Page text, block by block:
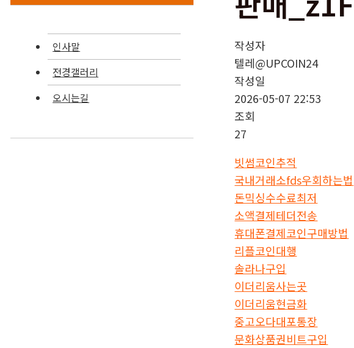
인사말
전경갤러리
오시는길
작성자
텔레@UPCOIN24
작성일
2026-05-07 22:53
조회
27
빗썸코인추적
국내거래소fds우회하는법
돈믹싱수수료최저
소액결제테더전송
휴대폰결제코인구매방법
리플코인대행
솔라나구입
이더리움사는곳
이더리움현금화
중고오다대포통장
문화상품권비트구입